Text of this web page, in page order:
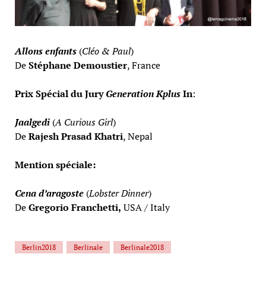
Allons enfants(Cléo & Paul)
DeStéphane Demoustier, France
Prix Spécial du JuryGeneration KplusIn:
Jaalgedi(A Curious Girl)
DeRajesh Prasad Khatri, Nepal
Mention spéciale:
Cena d’aragoste(Lobster Dinner)
DeGregorio Franchetti, USA / Italy
Berlin2018 Berlinale Berlinale2018